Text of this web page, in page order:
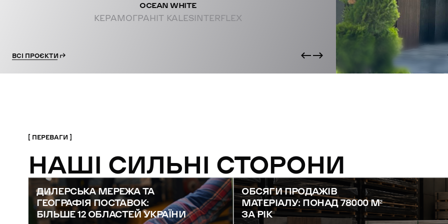
OCEAN WHITE
КЕРАМОГРАНІТ KALESINTERFLEX
ВСІ ПРОЄКТИ
ПЕРЕВАГИ
НАШІ СИЛЬНІ СТОРОНИ
ДИЛЕРСЬКА МЕРЕЖА ТА
ГЕОГРАФІЯ ПОСТАВОК:
БІЛЬШЕ 12 ОБЛАСТЕЙ УКРАЇНИ
ОБСЯГИ ПРОДАЖІВ
МАТЕРІАЛУ: ПОНАД 78000 М²
ЗА РІК